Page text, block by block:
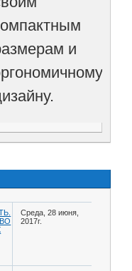
и
Среда, 28 июня,
2017г.